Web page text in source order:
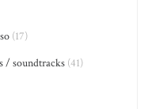
(17)
/ soundtracks(41)